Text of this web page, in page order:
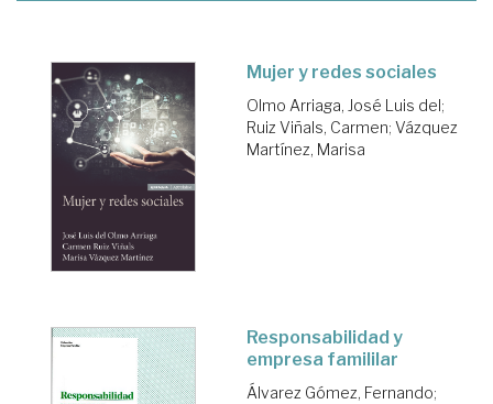
Mujer y redes sociales
Olmo Arriaga, José Luis del;
Ruiz Viñals, Carmen; Vázquez
Martínez, Marisa
Responsabilidad y
empresa famililar
Álvarez Gómez, Fernando;